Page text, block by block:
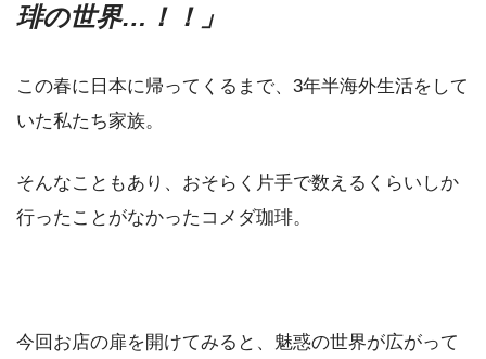
琲の世界…！！」
この春に日本に帰ってくるまで、3年半海外生活をして
いた私たち家族。
そんなこともあり、おそらく片手で数えるくらいしか
行ったことがなかったコメダ珈琲。
今回お店の扉を開けてみると、魅惑の世界が広がって